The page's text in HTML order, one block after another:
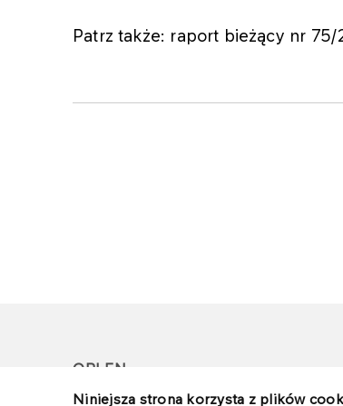
Niniejsza strona korzysta z plików
Patrz także: raport bieżący nr
ORLEN